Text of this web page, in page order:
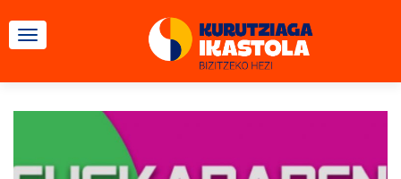
CAMBIAR NAVEGACIÓN